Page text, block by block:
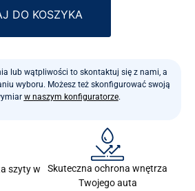
DO KOSZYKA
lub wątpliwości to skontaktuj się z nami, a
wyboru. Możesz też skonfigurować swoją
w naszym konfiguratorze.
szyty w
Skuteczna ochrona wnętrza
Twojego auta